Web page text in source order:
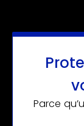
Parce